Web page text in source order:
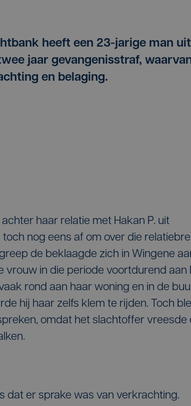
heeft een 23-jarige man uit
jaar gevangenisstraf,
en belaging.
haar relatie met Hakan P. uit
toch nog eens af om over die
de beklaagde zich in Wingene
vrouw in die periode voortdurend aan
rond aan haar woning en in de
hij haar zelfs klem te rijden. Toch
omdat het slachtoffer vreesde
dat er sprake was van verkrachting.